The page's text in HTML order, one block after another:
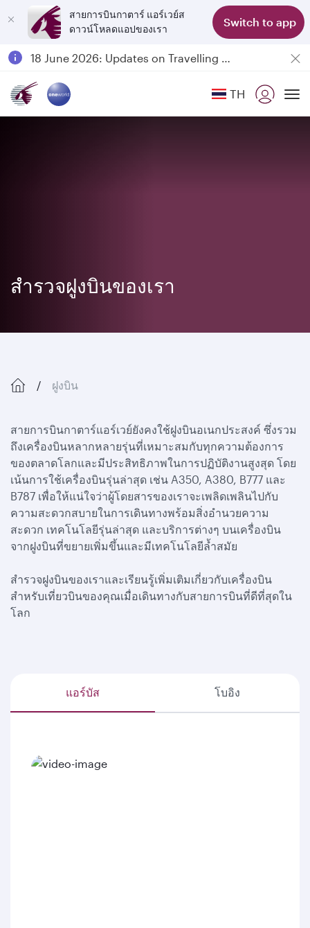
สายการบินกาตาร์ แอร์เวย์ส
ดาวน์โหลดแอปของเรา
Switch to app
Passengers flying between Doha and Auckland on QR914 and QR915
18 June 2026: Updates on Travelling with Power Banks
Qatar Airways Expands Global Network to over 160 Destinations TH
สำรวจฝูงบินของเรา
ฝูงบิน
สายการบินกาตาร์แอร์เวย์ยังคงใช้ฝูงบินอเนกประสงค์ ซึ่งรวม
ถึงเครื่องบินหลากหลายรุ่นที่เหมาะสมกับทุกความต้องการ
ของตลาดโลกและมีประสิทธิภาพในการปฏิบัติงานสูงสุด โดย
เน้นการใช้เครื่องบินรุ่นล่าสุด เช่น A350, A380, B777 และ
B787 เพื่อให้แน่ใจว่าผู้โดยสารของเราจะเพลิดเพลินไปกับ
ความสะดวกสบายในการเดินทางพร้อมสิ่งอำนวยความ
สะดวก เทคโนโลยีรุ่นล่าสุด และบริการต่างๆ บนเครื่องบิน
จากฝูงบินที่ขยายเพิ่มขึ้นและมีเทคโนโลยีล้ำสมัย
สำรวจฝูงบินของเราและเรียนรู้เพิ่มเติมเกี่ยวกับเครื่องบิน
สำหรับเที่ยวบินของคุณเมื่อเดินทางกับสายการบินที่ดีที่สุดใน
โลก
แอร์บัส โบอิง